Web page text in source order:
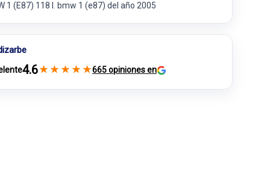
1 (E87) 118 I. bmw 1 (e87) del año 2005
4.6★ ★ ★ ★ ★665 opiniones en